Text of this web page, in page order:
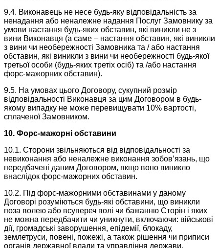
9.4. Виконавець не несе будь-яку відповідальність за
ненадання або неналежне надання Послуг Замовнику за
умови настання будь-яких обставин, які виникли не з
вини Виконавця (а саме – настання обставин, які виникли
з вини чи необережності Замовника та / або настання
обставин, які виникли з вини чи необережності будь-якої
третьої особи (будь-яких третіх осіб) та /або настання
форс-мажорних обставин).
9.5. На умовах цього Договору, сукупний розмір
відповідальності Виконавця за цим Договором в будь-
якому випадку не може перевищувати 10% вартості,
сплаченої Замовником.
10. Форс-мажорні обставини
10.1. Сторони звільняються від відповідальності за
невиконання або неналежне виконання зобов’язань, що
передбачені даним Договором, якщо воно виникло
внаслідок форс-мажорних обставин.
10.2. Під форс-мажорними обставинами у даному
Договорі розуміються будь-які обставини, що виникли
поза волею або всупереч волі чи бажанню Сторін і яких
не можна передбачити чи уникнути, включаючи: військові
дії, громадські заворушення, епідемії, блокаду,
землетруси, повені, пожежі, а також рішення чи приписи
органів державної влади та управління держави,